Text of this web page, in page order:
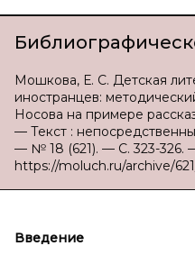
Мошкова, Е. С. Детская
иностранцев:
Носова на примере
— Текст :
— № 18 (621). — С. 323-326.
https://moluch.ru/archive/
Введение